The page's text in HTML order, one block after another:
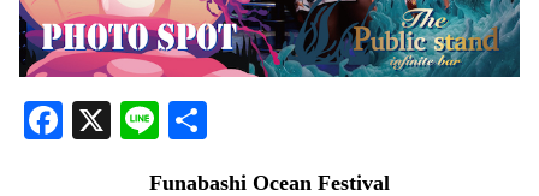
Facebook
X Line
Funabashi Ocean Festival